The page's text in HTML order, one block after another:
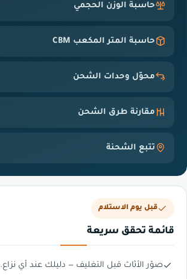
حاسبة الوزن الحجمي
حاسبة المتر المكعب CBM
محوّل وحدات الشحن
مقارنة طرق الشحن
تتبع الشحنة
قبل يوم الاستلام
قائمة تحقق سريعة
صوّر الأثاث قبل التغليف — دليلك عند أي نزاع.